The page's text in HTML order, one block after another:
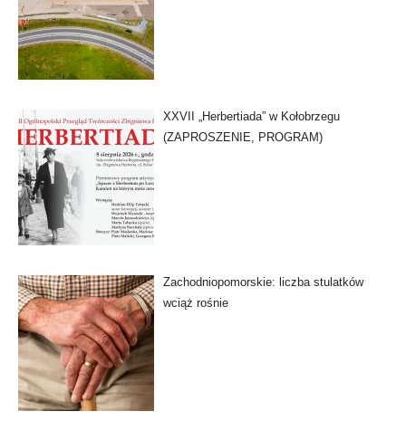
XXVII „Herbertiada” w Kołobrzegu
(ZAPROSZENIE, PROGRAM)
Zachodniopomorskie: liczba stulatków
wciąż rośnie